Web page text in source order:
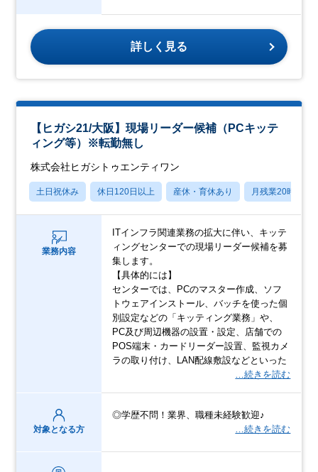
詳しく見る
【ヒガシ21/大阪】現場リーダー候補（PCキッテ
ィング等）※転勤無し
株式会社ヒガシトゥエンティワン
土日祝休み 休日120日以上 産休・育休あり 月残業20時間以
業務内容
ITインフラ関連業務の拡大に伴い、キッテ
ィングセンターでの現場リーダー候補を募
集します。
【具体的には】
センターでは、PCのマスター作成、ソフ
トウェアインストール、バッチを使った個
別設定などの「キッティング業務」や、
PC及び周辺機器の設置・設定、店舗での
POS端末・カードリーダー設置、監視カメ
ラの取り付け、LAN配線敷設などといった
…続きを読む
対象となる方
◎学歴不問！業界、職種未経験歓迎♪
…続きを読む